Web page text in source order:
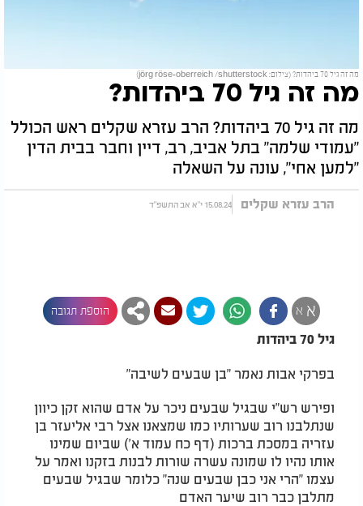
מה זה גיל 70 ביהדות? (צילום: jörg röse-oberreich /shutterstock)
מה זה גיל 70 ביהדות?
מה זה גיל 70 ביהדות? הרב עזרא שקלים ראש הכולל
"עמודי שלמה" בתל אביב, רב, דיין וחבר בבית הדין
"למען אחי", עונה על השאלה
הרב עזרא שקלים 15.08.24 י"א אב התשפ"ד
א א הוספת תגובה
גיל 70 ביהדות
בפרקי אבות נאמר "בן שבעים לשיבה"
ופירש רש"י שבגיל שבעים ניכר על אדם שהוא זקן כיוון
שנתלבנו רוב שערותיו כמו שמצאנו אצל רבי אליעזר בן
עזריה במסכת ברכות (דף כח עמוד א') שביום שמינו
אותו נהיו לו שמונה עשרה שורות לבנות בזקנו ואמר על
עצמו "הרי אני כבן שבעים שנה" כלומר שבגיל שבעים
מתלבן כבר רוב שיער האדם